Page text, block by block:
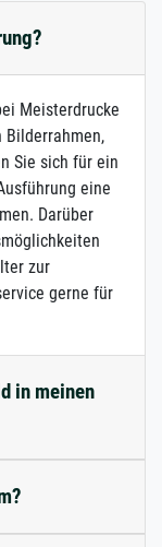
Meisterdrucke
Sie sich für ein
eine
Darüber
zur
gerne für
in meinen